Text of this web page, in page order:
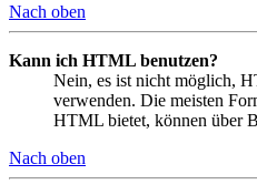
Nach oben
Kann ich HTML benutzen?
Nein, es ist nicht möglich,
verwenden. Die meisten
HTML bietet, können über
Nach oben